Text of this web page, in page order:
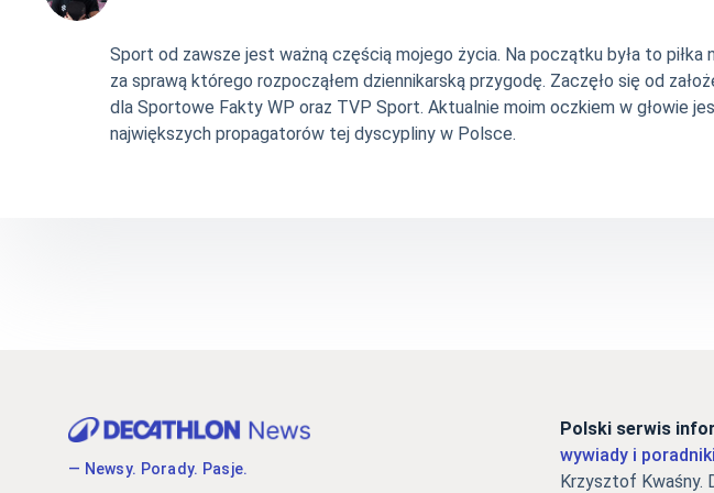
Sport od zawsze jest ważną częścią mojego życia. Na początku była to
za sprawą którego rozpocząłem dziennikarską przygodę. Zaczęło się od
dla Sportowe Fakty WP oraz TVP Sport. Aktualnie moim oczkiem w głowie
największych propagatorów tej dyscypliny w Polsce.
— Newsy. Porady. Pasje.
Polski serwis
wywiady i poradniki
Krzysztof Kwaśny.